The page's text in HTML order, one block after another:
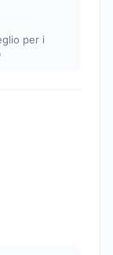
per i